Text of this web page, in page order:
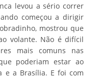
levou a sério correr
começou a dirigir
mostrou que
volante. Não é difícil
mais comuns nas
poderiam estar ao
e a Brasília. E foi com